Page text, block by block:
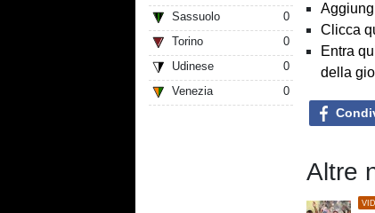
Sassuolo
0
Torino
0
Udinese
0
Venezia
0
Clicca
Entra
della
Altre